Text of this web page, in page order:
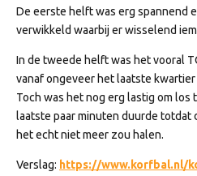
De eerste helft was erg spannend
verwikkeld waarbij er wisselend
In de tweede helft was het vooral
vanaf ongeveer het laatste
Toch was het nog erg lastig om los
laatste paar minuten duurde totdat
het echt niet meer zou halen.
Verslag: https://www.korfbal.nl/